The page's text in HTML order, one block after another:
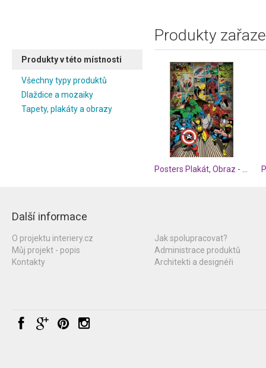
Produkty v této místnosti
Všechny typy produktů
Dlaždice a mozaiky
Tapety, plakáty a obrazy
Produkty
Další informace
O projektu interiery.cz
Můj projekt - popis
Kontakty
Jak spolupracovat?
Administrace produktů
Architekti a designéři